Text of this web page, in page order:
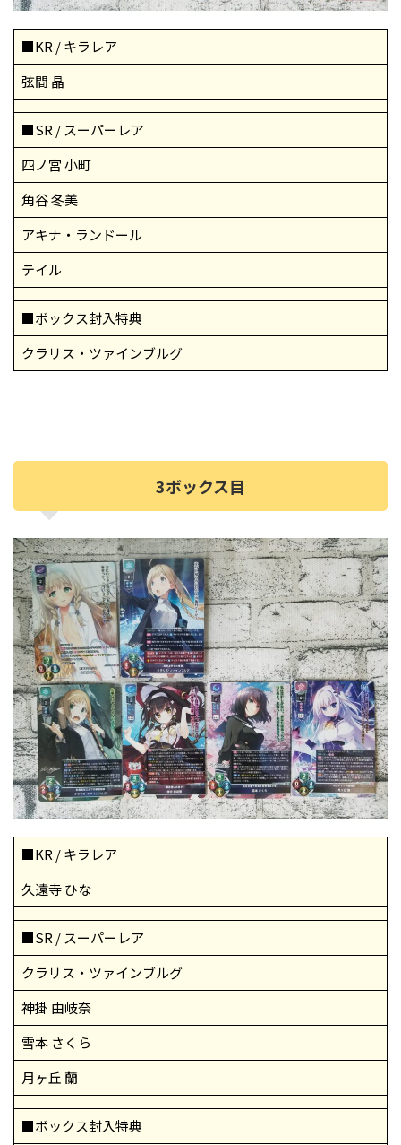
■KR / キラレア
弦間 晶
■SR / スーパーレア
四ノ宮 小町
角谷 冬美
アキナ・ランドール
テイル
■ボックス封入特典
クラリス・ツァインブルグ
3ボックス目
■KR / キラレア
久遠寺 ひな
■SR / スーパーレア
クラリス・ツァインブルグ
神掛 由岐奈
雪本 さくら
月ヶ丘 蘭
■ボックス封入特典